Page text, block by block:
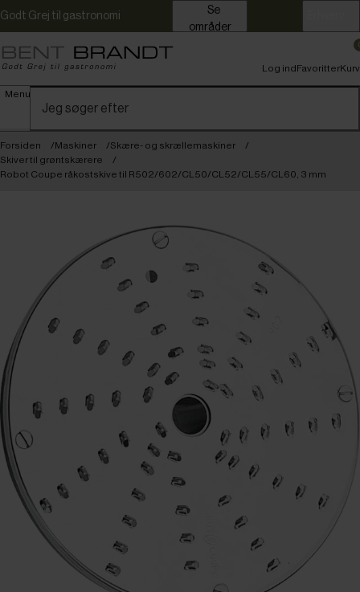
Godt Grej til gastronomi
områder
Menu
Log indFavoritterKurv
Forsiden Maskiner
Skære- og skrællemaskiner
Skiver til grøntskærere
Robot Coupe råkostskive til R502/602/CL50/CL52/CL55/CL60, 3 mm